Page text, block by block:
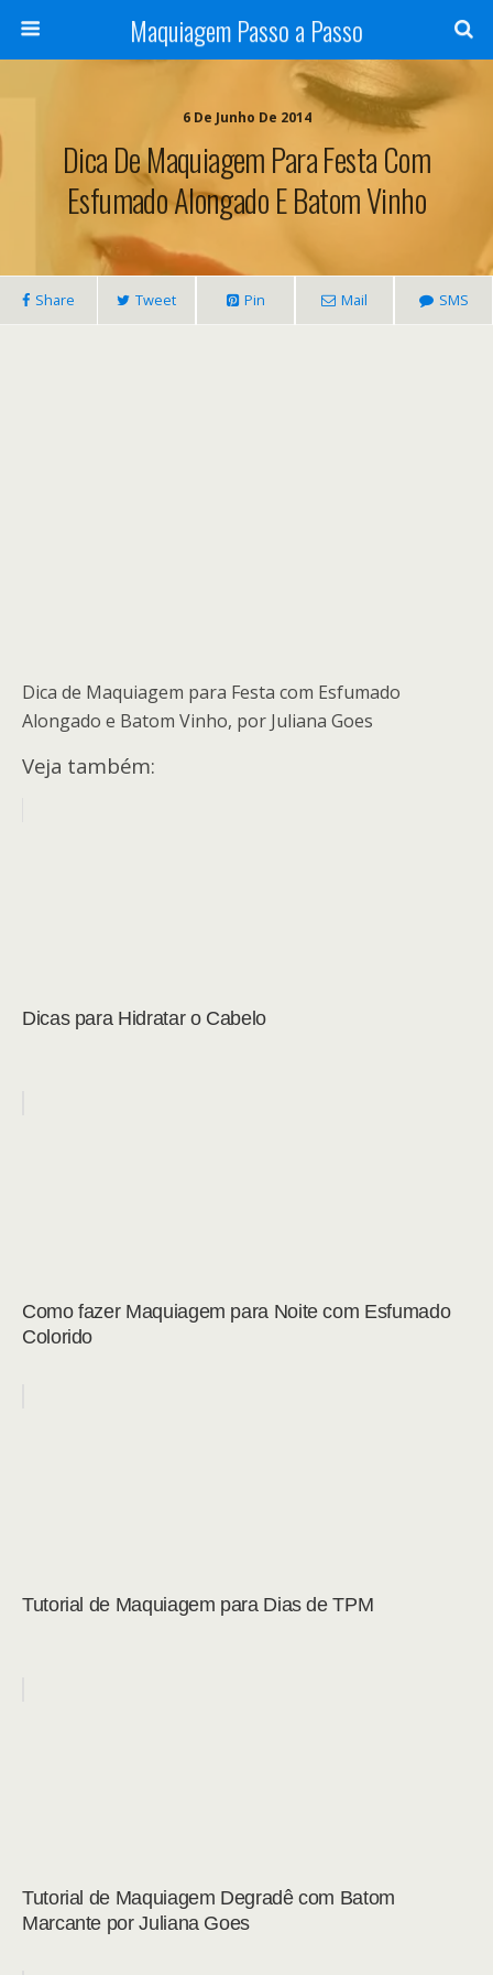
Maquiagem Passo a Passo
6 De Junho De 2014
Dica De Maquiagem Para Festa Com
Esfumado Alongado E Batom Vinho
Share Tweet Pin Mail SMS
Dica de Maquiagem para Festa com Esfumado
Alongado e Batom Vinho, por Juliana Goes
Veja também:
Dicas para Hidratar o Cabelo
Como fazer Maquiagem para Noite com Esfumado
Colorido
Tutorial de Maquiagem para Dias de TPM
Tutorial de Maquiagem Degradê com Batom
Marcante por Juliana Goes